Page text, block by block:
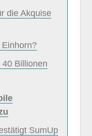
die Akquise
Billionen
SumUp